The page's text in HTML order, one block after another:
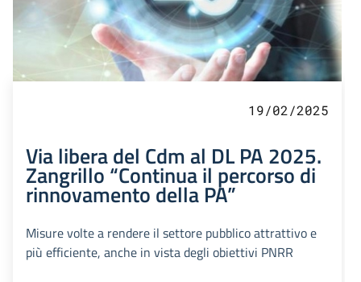
19/02/2025
Via libera del Cdm al DL PA 2025.
Zangrillo “Continua il percorso di
rinnovamento della PA”
Misure volte a rendere il settore pubblico attrattivo e
più efficiente, anche in vista degli obiettivi PNRR